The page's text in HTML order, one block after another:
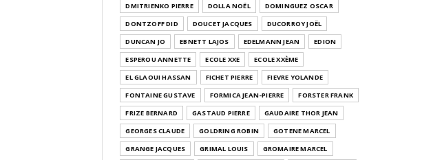
DMITRIENKO PIERRE
DOLLA NOËL
DOMINGUEZ OSCAR
DONTZOFF DID
DOUCET JACQUES
DUCORROY JOËL
DUNCAN JO
EBNETT LAJOS EDELMANN JEAN
EDION
ESPEROU ANNETTE
ECOLE XXE
ECOLE XXÈME
EL GLAOUI HASSAN
FICHET PIERRE
FIEVRE YOLANDE
FONTAINE GUSTAVE
FORMICA JEAN-PIERRE
FORSTER FRANK
FRIZE BERNARD
GASTAUD PIERRE
GAUDAIRE THOR JEAN
GEORGES CLAUDE
GOLDRING ROBIN
GOTENE MARCEL
GRANGE JACQUES
GRIMAL LOUIS
GROMAIRE MARCEL